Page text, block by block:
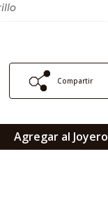
Compartir
Agregar al Joyero